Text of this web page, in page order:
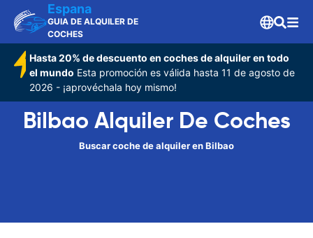
Espana
GUIA DE ALQUILER DE
COCHES
Hasta 20% de descuento en coches de alquiler en todo
el mundo Esta promoción es válida hasta 11 de agosto de
2026 - ¡aprovéchala hoy mismo!
Bilbao Alquiler De Coches
Buscar coche de alquiler en Bilbao